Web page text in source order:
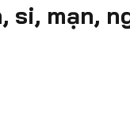
si, mạn,